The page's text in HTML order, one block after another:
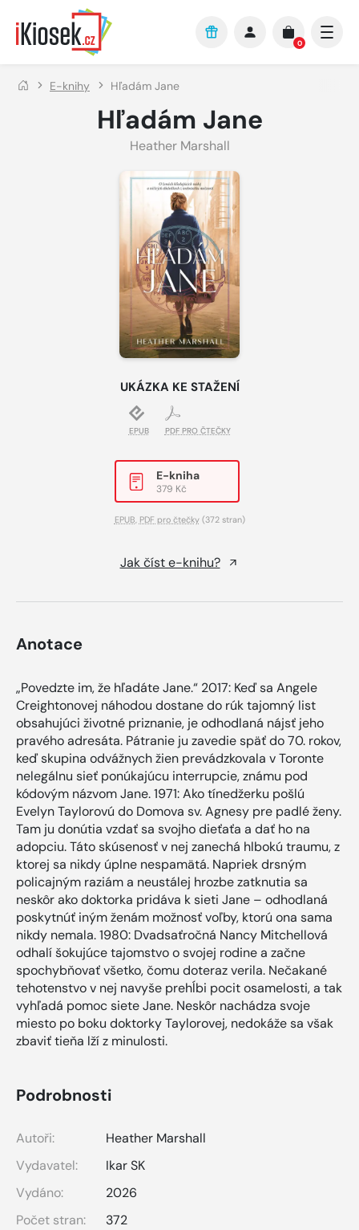
Přejít na hlavní obsah
0
E-knihy Hľadám Jane
Hľadám Jane
Heather Marshall
UKÁZKA KE STAŽENÍ
EPUB PDF PRO ČTEČKY
E-kniha
379 Kč
EPUB, PDF pro čtečky(372 stran)
Jak číst e-knihu?
Anotace
„Povedzte im, že hľadáte Jane.“ 2017: Keď sa Angele
Creightonovej náhodou dostane do rúk tajomný list
obsahujúci životné priznanie, je odhodlaná nájsť jeho
pravého adresáta. Pátranie ju zavedie späť do 70. rokov,
keď skupina odvážnych žien prevádzkovala v Toronte
nelegálnu sieť ponúkajúcu interrupcie, známu pod
kódovým názvom Jane. 1971: Ako tínedžerku pošlú
Evelyn Taylorovú do Domova sv. Agnesy pre padlé ženy.
Tam ju donútia vzdať sa svojho dieťaťa a dať ho na
adopciu. Táto skúsenosť v nej zanechá hlbokú traumu, z
ktorej sa nikdy úplne nespamätá. Napriek drsným
policajným raziám a neustálej hrozbe zatknutia sa
neskôr ako doktorka pridáva k sieti Jane – odhodlaná
poskytnúť iným ženám možnosť voľby, ktorú ona sama
nikdy nemala. 1980: Dvadsaťročná Nancy Mitchellová
odhalí šokujúce tajomstvo o svojej rodine a začne
spochybňovať všetko, čomu doteraz verila. Nečakané
tehotenstvo v nej navyše prehĺbi pocit osamelosti, a tak
vyhľadá pomoc siete Jane. Neskôr nachádza svoje
miesto po boku doktorky Taylorovej, nedokáže sa však
zbaviť tieňa lží z minulosti.
Podrobnosti
Autoři:
Heather Marshall
Vydavatel:
Ikar SK
Vydáno:
2026
Počet stran:
372